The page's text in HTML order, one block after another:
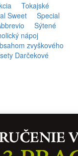
Tokajské
Sweet
Special
Sýtené
nápoj
zvyškového
Darčekové